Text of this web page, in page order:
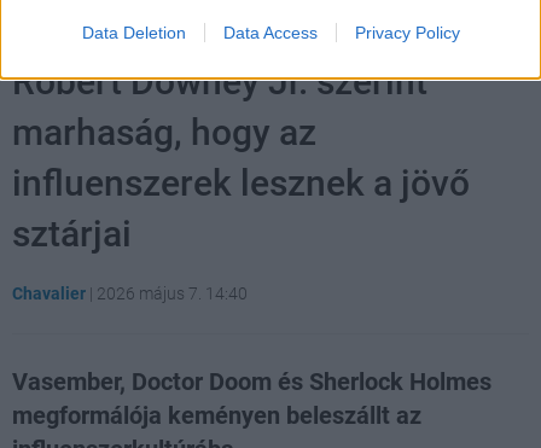
Data Deletion Data Access Privacy Policy
Robert Downey Jr. szerint
marhaság, hogy az
influenszerek lesznek a jövő
sztárjai
Chavalier | 2026 május 7. 14:40
Vasember, Doctor Doom és Sherlock Holmes
megformálója keményen beleszállt az